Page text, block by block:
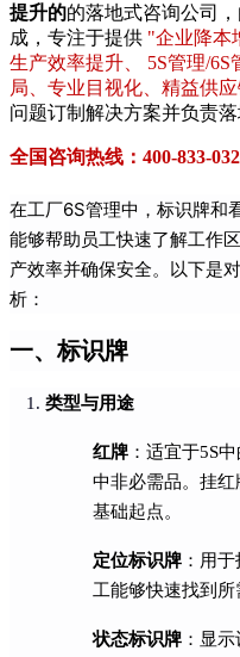
提升的的落地式咨询公司
成，专注于提供 "企业降本
生产效率提升、 5S管理/
局、专业目视化、精益供
问题订制解决方案并负责落
全国咨询热线：400-833-
在工厂6S管理中，标识牌和
能够帮助员工快速了解工作
产效率并确保安全。以下是
析：
一、标识牌
类型与用途
红牌 ：适宜于5S
中非必需品。挂
基础起点。
定位标识牌 ：用
工能够快速找到所
状态标识牌 ：显